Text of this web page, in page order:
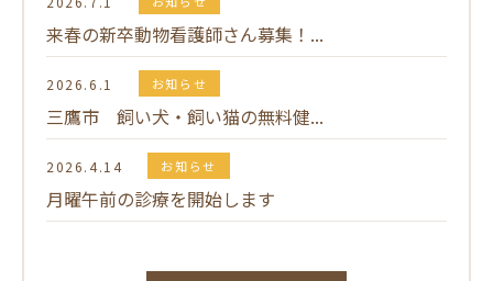
来春の新卒動物看護師さん募集！...
2026.6.1 お知らせ
三鷹市 飼い犬・飼い猫の無料健...
2026.4.14 お知らせ
月曜午前の診療を開始します